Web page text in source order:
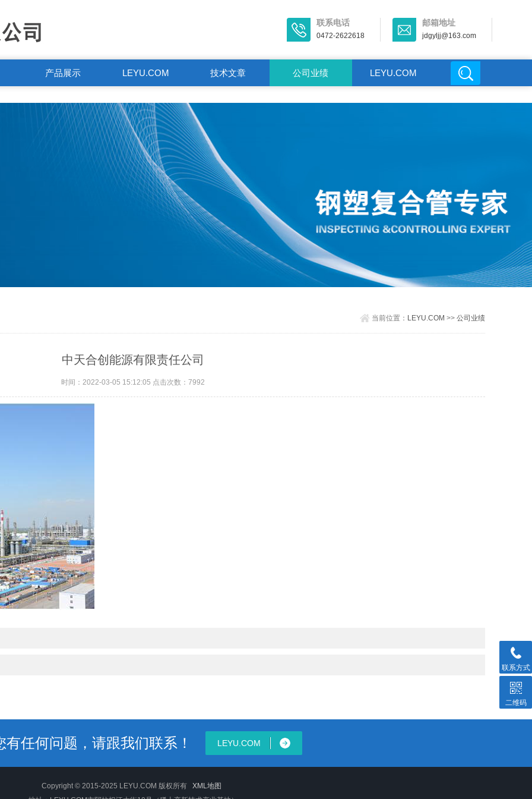
联系电话
0472-2622618
邮箱地址
jdgyljj@163.com
产品展示 LEYU.COM 技术文章 公司业绩 LEYU.COM
当前位置： LEYU.COM >> 公司业绩
中天合创能源有限责任公司
时间：2022-03-05 15:12:05 点击次数：7992
有任何问题，请跟我们联系！ LEYU.COM
Copyright © 2015-2025 LEYU.COM 版权所有 XML地图
联系方式
二维码